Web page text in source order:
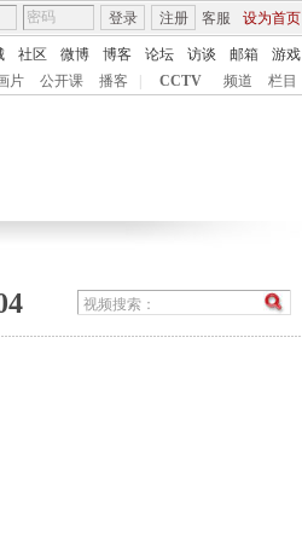
客服 设为首页
登录 注册
社区 微博 博客 论坛 访谈 邮箱
游戏
片 公开课 播客 CCTV 频道 栏目